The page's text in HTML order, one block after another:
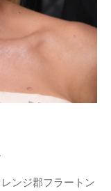
ンジ郡フラートン